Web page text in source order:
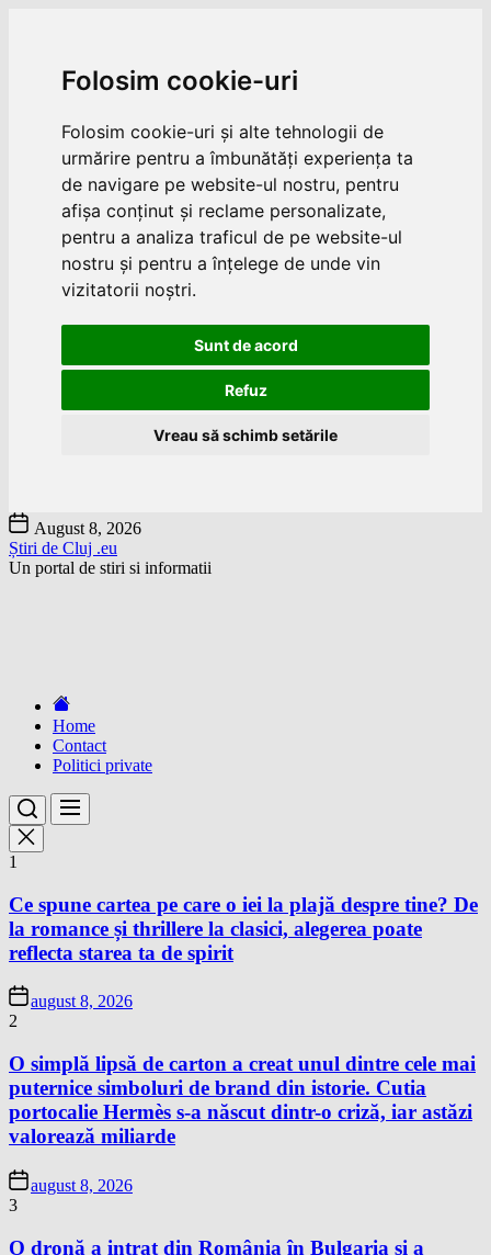
Folosim cookie-uri
Folosim cookie-uri și alte tehnologii de
urmărire pentru a îmbunătăți experiența ta
de navigare pe website-ul nostru, pentru
afișa conținut și reclame personalizate,
pentru a analiza traficul de pe website-ul
nostru și pentru a înțelege de unde vin
vizitatorii noștri.
Sunt de acord
Refuz
Vreau să schimb setările
Skip
to
the
content
August 8, 2026
Știri de Cluj .eu
Un portal de stiri si informatii
Home
Contact
Politici private
1
Ce spune cartea pe care o iei la plajă despre tine? De
la romance și thrillere la clasici, alegerea poate
reflecta starea ta de spirit
august 8, 2026
2
O simplă lipsă de carton a creat unul dintre cele mai
puternice simboluri de brand din istorie. Cutia
portocalie Hermès s-a născut dintr-o criză, iar astăzi
valorează miliarde
august 8, 2026
3
O dronă a intrat din România în Bulgaria și a